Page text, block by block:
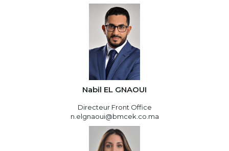
Nabil EL GNAOUI
Directeur Front Office
n.elgnaoui@bmcek.co.ma